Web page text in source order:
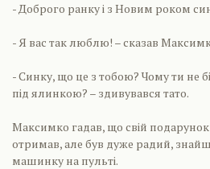
- Доброго ранку і з Новим роком
- Я вас так люблю! – сказав
- Синку, що це з тобою? Чому ти не
під ялинкою? – здивувався тато.
Максимко гадав, що свій подарунок
отримав, але був дуже радий,
машинку на пульті.